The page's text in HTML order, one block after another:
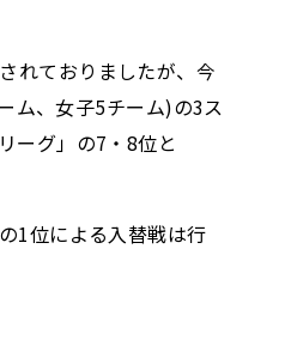
れておりましたが、今
ム、女子5チーム)の3ス
ーグ」の7・8位と
1位による入替戦は行